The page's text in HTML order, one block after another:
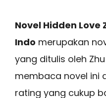
Novel Hidden Love
Indo merupakan
yang ditulis oleh
membaca novel ini
rating yang cukup